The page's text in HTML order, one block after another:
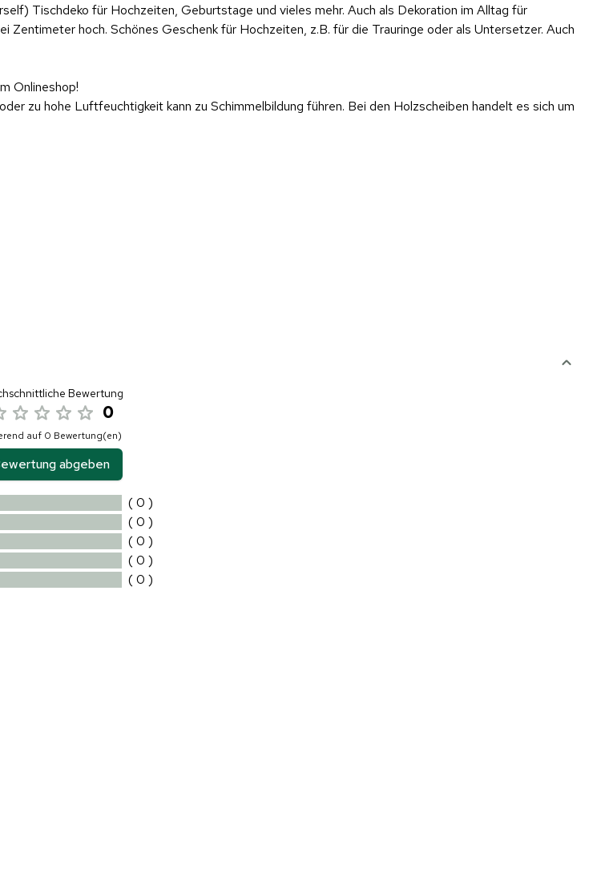
Tischdeko für Hochzeiten, Geburtstage und vieles mehr. Auch als Dekoration im Alltag für
hoch. Schönes Geschenk für Hochzeiten, z.B. für die Trauringe oder als Untersetzer. Auch
Onlineshop!
zu hohe Luftfeuchtigkeit kann zu Schimmelbildung führen. Bei den Holzscheiben handelt es sich um
Bewertung
0
auf 0 Bewertung(en)
abgeben
( 0 )
( 0 )
( 0 )
( 0 )
( 0 )